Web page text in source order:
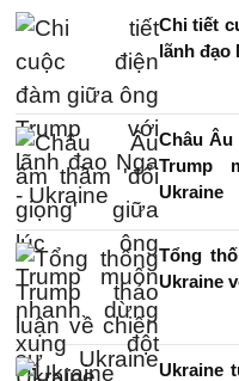
Chi tiết
lãnh đạo
Châu
Trump
Ukraine
Tổng
Ukraine
Ukraine